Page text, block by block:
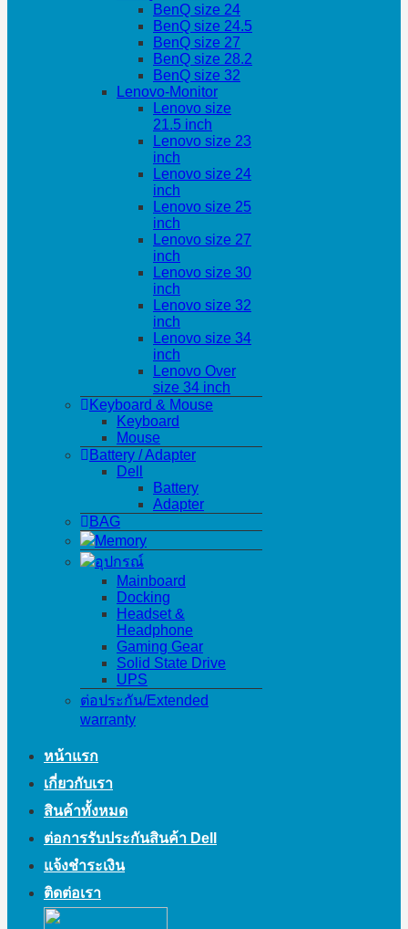
BenQ size 24
BenQ size 24.5
BenQ size 27
BenQ size 28.2
BenQ size 32
Lenovo-Monitor
Lenovo size
21.5 inch
Lenovo size 23
inch
Lenovo size 24
inch
Lenovo size 25
inch
Lenovo size 27
inch
Lenovo size 30
inch
Lenovo size 32
inch
Lenovo size 34
inch
Lenovo Over
size 34 inch
Keyboard & Mouse
Keyboard
Mouse
Battery / Adapter
Dell
Battery
Adapter
BAG
Memory
อุปกรณ์
Mainboard
Docking
Headset &
Headphone
Gaming Gear
Solid State Drive
UPS
ต่อประกัน/Extended
warranty
หน้าแรก
เกี่ยวกับเรา
สินค้าทั้งหมด
ต่อการรับประกันสินค้า Dell
แจ้งชำระเงิน
ติดต่อเรา